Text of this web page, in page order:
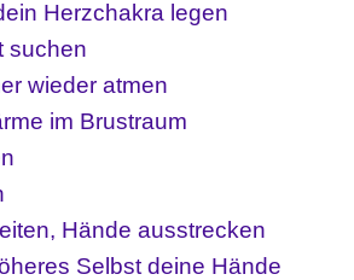
Herzchakra legen
suchen
wieder atmen
im Brustraum
Hände ausstrecken
Selbst deine Hände